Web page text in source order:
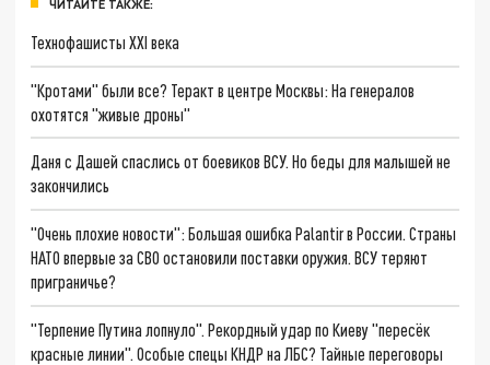
ЧИТАЙТЕ ТАКЖЕ:
Технофашисты XXI века
"Кротами" были все? Теракт в центре Москвы: На генералов
охотятся "живые дроны"
Даня с Дашей спаслись от боевиков ВСУ. Но беды для малышей не
закончились
"Очень плохие новости": Большая ошибка Palantir в России. Страны
НАТО впервые за СВО остановили поставки оружия. ВСУ теряют
приграничье?
"Терпение Путина лопнуло". Рекордный удар по Киеву "пересёк
красные линии". Особые спецы КНДР на ЛБС? Тайные переговоры